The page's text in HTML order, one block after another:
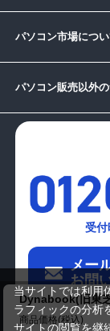
Dynabook(旧東
商品価格(税込)
パソコン市場につ
パソコン販売以外
受
メー
お問
当サイトでは利用
ラフィックの分析
サイトの閲覧を継